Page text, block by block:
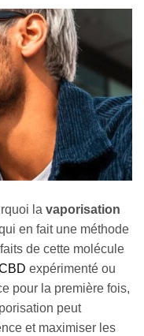
la vaporisation
en fait une méthode
de cette molécule
expérimenté ou
pour la première fois,
peut
et maximiser les